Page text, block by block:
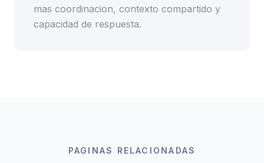
mas coordinacion, contexto compartido y
capacidad de respuesta.
PAGINAS RELACIONADAS